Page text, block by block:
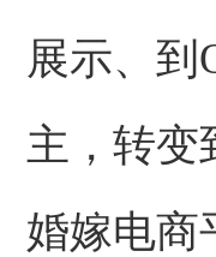
展示、到
主，转变
婚嫁电商